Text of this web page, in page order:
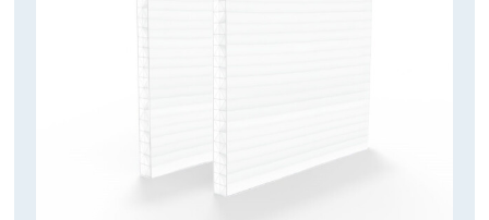
hoge taaiheid blijft het materiaal intact, zelfs bij
mechanische bewerking of montage met schroeven.